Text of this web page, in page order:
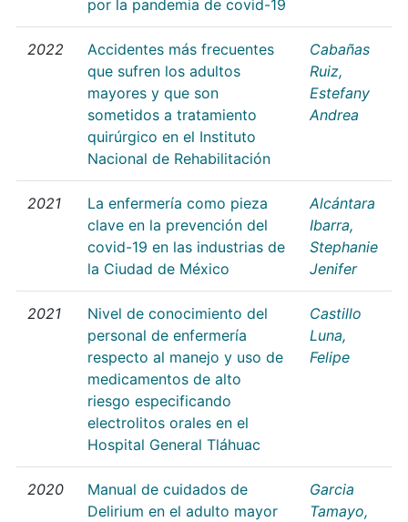
por la pandemia de covid-19
2022
Accidentes más frecuentes
que sufren los adultos
mayores y que son
sometidos a tratamiento
quirúrgico en el Instituto
Nacional de Rehabilitación
Cabañas
Ruiz,
Estefany
Andrea
2021
La enfermería como pieza
clave en la prevención del
covid-19 en las industrias de
la Ciudad de México
Alcántara
Ibarra,
Stephanie
Jenifer
2021
Nivel de conocimiento del
personal de enfermería
respecto al manejo y uso de
medicamentos de alto
riesgo especificando
electrolitos orales en el
Hospital General Tláhuac
Castillo
Luna,
Felipe
2020
Manual de cuidados de
Delirium en el adulto mayor
Garcia
Tamayo,